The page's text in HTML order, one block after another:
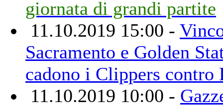
giornata di grandi partite
11.10.2019 15:00 -
Sacramento e Golden
cadono i Clippers contro
11.10.2019 10:00 -